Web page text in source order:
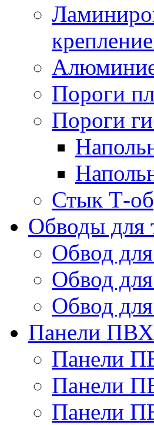
Пороги
Пороги
Стык Т-
Обводы для
Обвод
Обвод
Обвод
Панели ПВХ
Панели
Панели
Панели